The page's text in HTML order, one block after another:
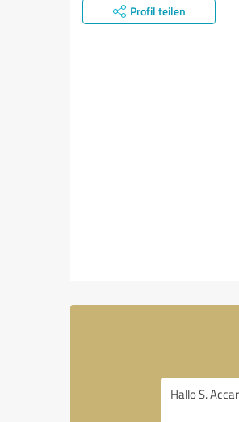
Profil teilen